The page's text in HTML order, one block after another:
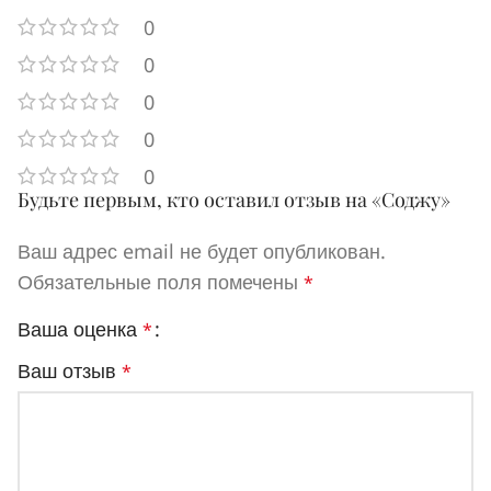
0
0
0
0
0
Будьте первым, кто оставил отзыв на «Соджу»
Ваш адрес email не будет опубликован.
Обязательные поля помечены *
Ваша оценка *
Ваш отзыв *